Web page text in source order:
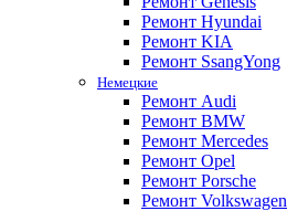
Ремонт Hyundai
Ремонт KIA
Ремонт SsangYong
Немецкие
Ремонт Audi
Ремонт BMW
Ремонт Mercedes
Ремонт Opel
Ремонт Porsche
Ремонт Volkswagen